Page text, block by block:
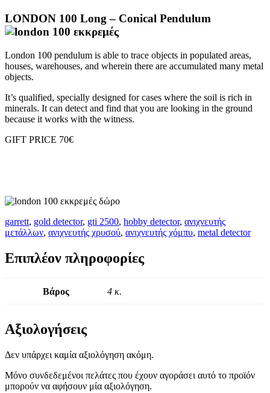
LONDON 100 Long – Conical Pendulum
London 100 pendulum is able to trace objects in populated areas,
houses, warehouses, and wherein there are accumulated many metal
objects.
It’s qualified, specially designed for cases where the soil is rich in
minerals. It can detect and find that you are looking in the ground
because it works with the witness.
GIFT PRICE 70€
garrett, gold detector, gti 2500, hobby detector, ανιχνευτής
μετάλλων, ανιχνευτής χρυσού, ανιχνευτής χόμπυ, metal detector
Επιπλέον πληροφορίες
Βάρος 4 κ.
Αξιολογήσεις
Δεν υπάρχει καμία αξιολόγηση ακόμη.
Μόνο συνδεδεμένοι πελάτες που έχουν αγοράσει αυτό το προϊόν
μπορούν να αφήσουν μία αξιολόγηση.